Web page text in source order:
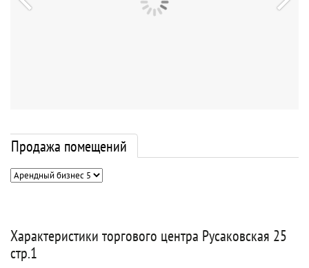
Продажа помещений
Характеристики торгового центра Русаковская 25
стр.1